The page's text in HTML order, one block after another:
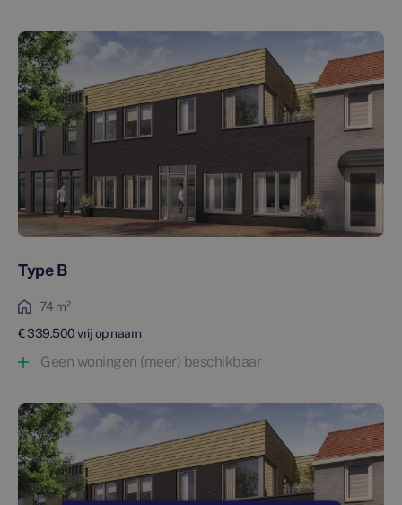
Type B
74 m²
€ 339.500 vrij op naam
Geen woningen (meer) beschikbaar